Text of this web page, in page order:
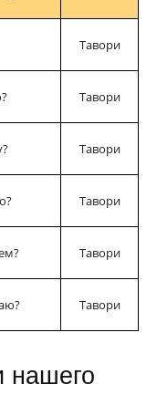
Тавори
Тавори
Тавори
Тавори
Тавори
Тавори